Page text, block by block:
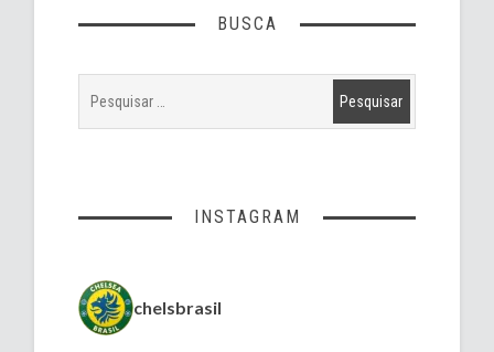
BUSCA
INSTAGRAM
chelsbrasil